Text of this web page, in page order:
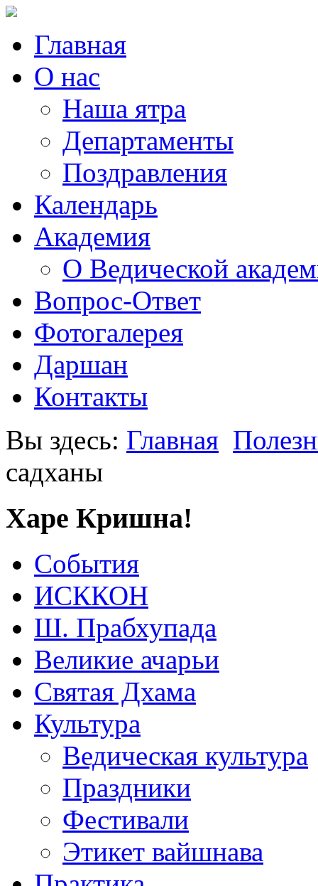
Главная
О нас
Наша ятра
Департаменты
Поздравления
Календарь
Академия
О Ведической
Вопрос-Ответ
Фотогалерея
Даршан
Контакты
Вы здесь: Главная
садханы
Харе Кришна!
События
ИСККОН
Ш. Прабхупада
Великие ачарьи
Святая Дхама
Культура
Ведическая культура
Праздники
Фестивали
Этикет вайшнава